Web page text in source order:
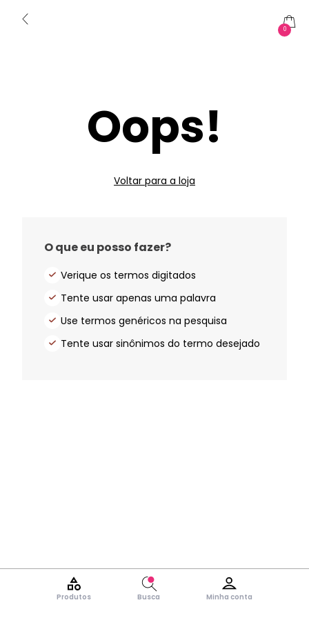
0
Produtos Busca Minha conta
Oops!
Voltar para a loja
O que eu posso fazer?
Verique os termos digitados
Tente usar apenas uma palavra
Use termos genéricos na pesquisa
Tente usar sinônimos do termo desejado